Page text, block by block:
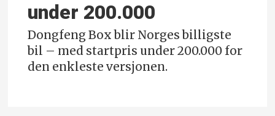
under 200.000
Dongfeng Box blir Norges billigste
bil – med startpris under 200.000 for
den enkleste versjonen.